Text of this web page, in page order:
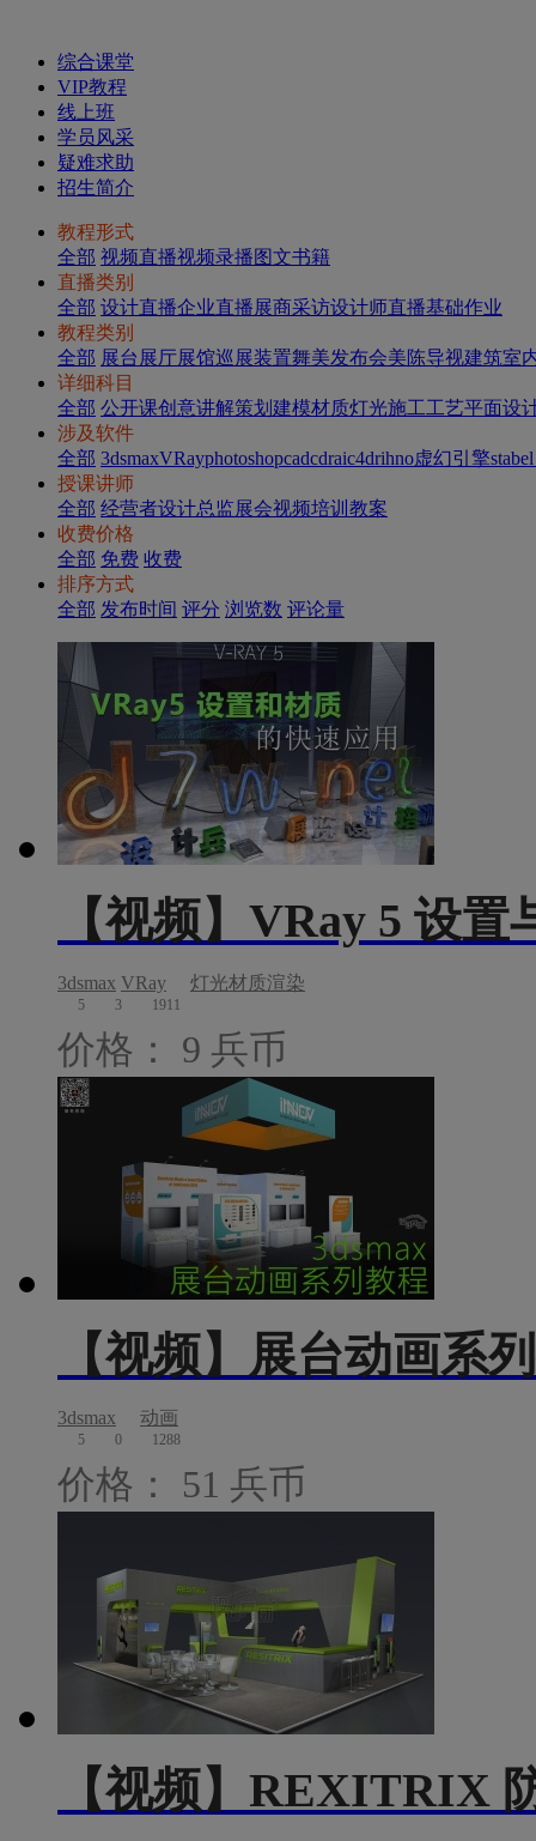
综合课堂
VIP教程
线上班
学员风采
疑难求助
招生简介
教程形式
全部 视频直播视频录播图文书籍
直播类别
全部 设计直播企业直播展商采访设计师直播基础作业
教程类别
全部 展台 展厅展馆巡展装置舞美发布会美陈导视建筑室
详细科目
全部 公开课创意讲解策划 建模材质灯光施工工艺平面设
涉及软件
全部 3dsmaxVRayphotoshopcadcdraic4drihno虚幻引擎
授课讲师
全部 经营者设计总监展会视频培训教案
收费价格
全部 免费 收费
排序方式
全部 发布时间 评分 浏览数 评论量
【视频】VRay 5 设
3dsmax VRay 灯光材质渲染
5 3 1911
价格： 9 兵币
【视频】展台动画系
3dsmax 动画
5 0 1288
价格： 51 兵币
【视频】REXITRIX